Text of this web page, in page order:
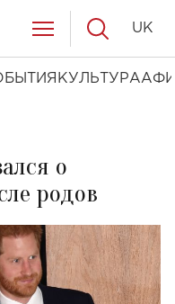
КУЛЬТУРА
UK
о
родов